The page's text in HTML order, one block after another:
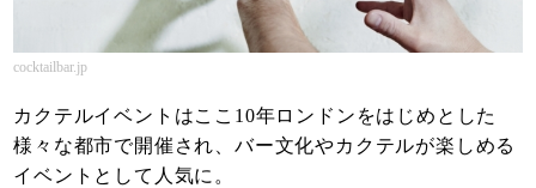
cocktailbar.jp
カクテルイベントはここ10年ロンドンをはじめとした
様々な都市で開催され、バー文化やカクテルが楽しめる
イベントとして人気に。